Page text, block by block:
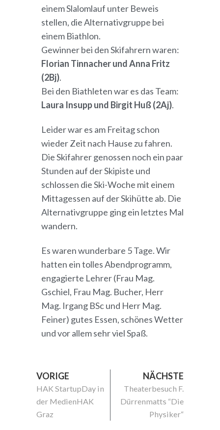
einem Slalomlauf unter Beweis
stellen, die Alternativgruppe bei
einem Biathlon.
Gewinner bei den Skifahrern waren:
Florian Tinnacher und Anna Fritz
(2Bj).
Bei den Biathleten war es das Team:
Laura Insupp und Birgit Huß (2Aj).
Leider war es am Freitag schon
wieder Zeit nach Hause zu fahren.
Die Skifahrer genossen noch ein paar
Stunden auf der Skipiste und
schlossen die Ski-Woche mit einem
Mittagessen auf der Skihütte ab. Die
Alternativgruppe ging ein letztes Mal
wandern.
Es waren wunderbare 5 Tage. Wir
hatten ein tolles Abendprogramm,
engagierte Lehrer (Frau Mag.
Gschiel, Frau Mag. Bucher, Herr
Mag. Irgang BSc und Herr Mag.
Feiner) gutes Essen, schönes Wetter
und vor allem sehr viel Spaß.
VORIGE
HAK StartupDay in
der MedienHAK
Graz
NÄCHSTE
Theaterbesuch F.
Dürrenmatts “Die
Physiker“